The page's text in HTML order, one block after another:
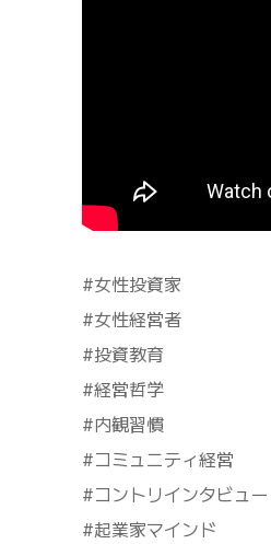
#女性投資家
#女性経営者
#投資教育
#経営哲学
#内観習慣
#コミュニティ経営
#コントリインタビュー
#起業家マインド